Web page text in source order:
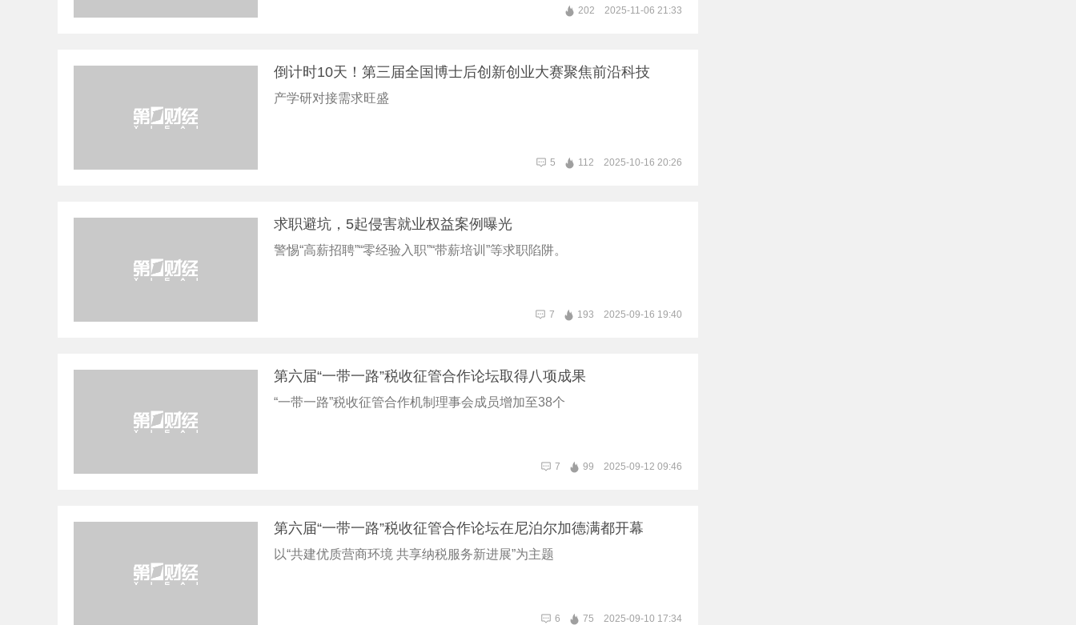
202 2025-11-06 21:33
倒计时10天！第三届全国博士后创新创业大赛聚焦前沿科技
产学研对接需求旺盛
5 112 2025-10-16 20:26
求职避坑，5起侵害就业权益案例曝光
警惕“高薪招聘”“零经验入职”“带薪培训”等求职陷阱。
7 193 2025-09-16 19:40
第六届“一带一路”税收征管合作论坛取得八项成果
“一带一路”税收征管合作机制理事会成员增加至38个
7 99 2025-09-12 09:46
第六届“一带一路”税收征管合作论坛在尼泊尔加德满都开幕
以“共建优质营商环境 共享纳税服务新进展”为主题
6 75 2025-09-10 17:34